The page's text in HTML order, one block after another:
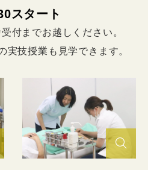
スタート
付までお越しください。
技授業も見学できます。